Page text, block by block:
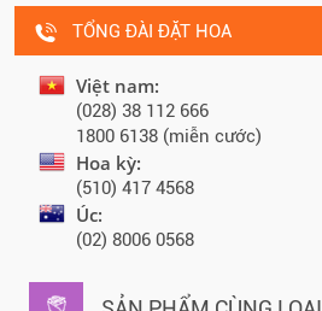
TỔNG ĐÀI ĐẶT HOA
Việt nam:
(028) 38 112 666
1800 6138 (miễn cước)
Hoa kỳ:
(510) 417 4568
Úc:
(02) 8006 0568